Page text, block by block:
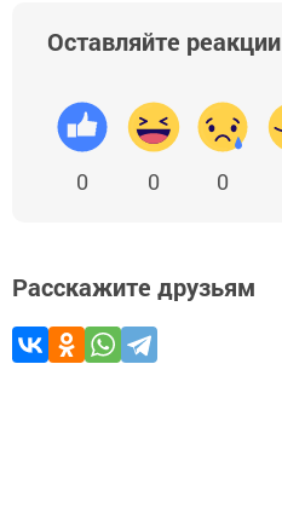
Оставляйте реакции
0 0 0
Расскажите друзьям